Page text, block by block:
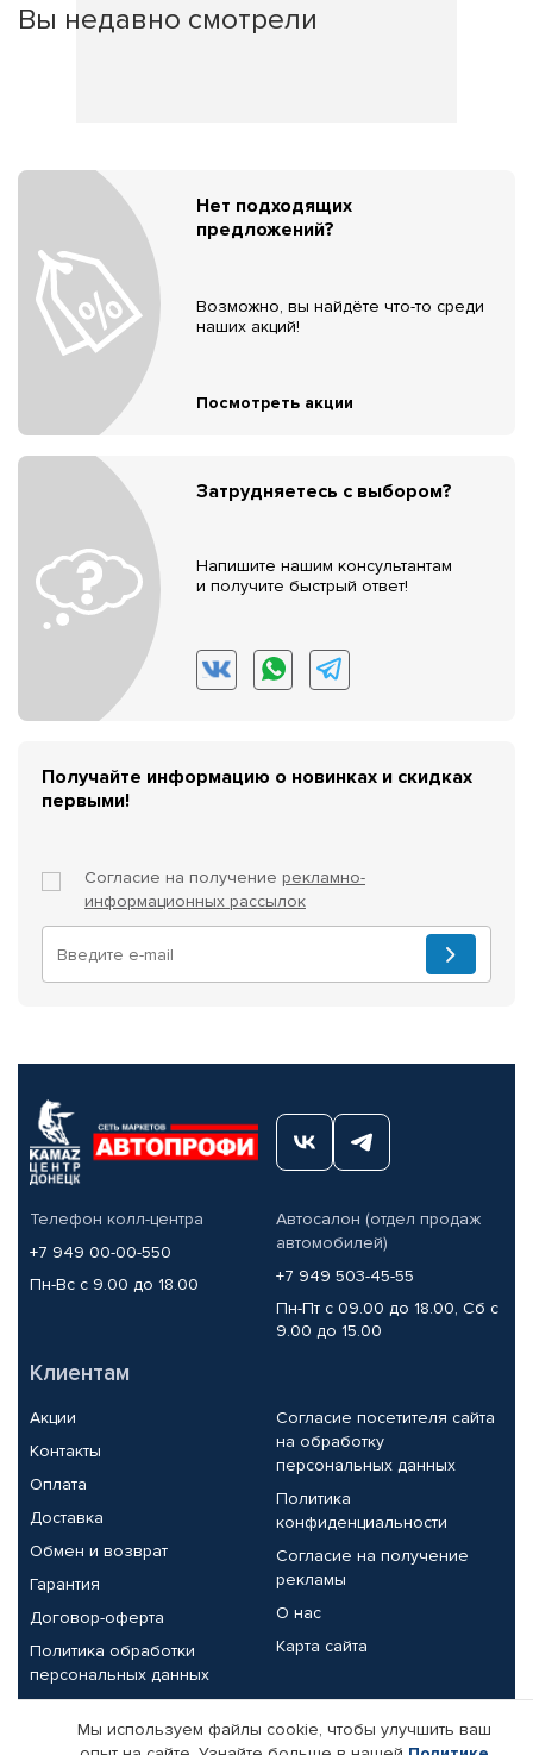
Вы недавно смотрели
Нет подходящих
предложений?
Возможно, вы найдёте что-то среди
наших акций!
Посмотреть акции
Затрудняетесь с выбором?
Напишите нашим консультантам
и получите быстрый ответ!
Получайте информацию о новинках и скидках
первыми!
Согласие на получение рекламно-
информационных рассылок
Телефон колл-центра
+7 949 00-00-550
Пн-Вс с 9.00 до 18.00
Автосалон (отдел продаж
автомобилей)
+7 949 503-45-55
Пн-Пт с 09.00 до 18.00, Сб с
9.00 до 15.00
Клиентам
Акции
Контакты
Оплата
Доставка
Обмен и возврат
Гарантия
Договор-оферта
Политика обработки
персональных данных
Согласие посетителя сайта
на обработку
персональных данных
Политика
конфиденциальности
Согласие на получение
рекламы
О нас
Карта сайта
Партнерам
Мы используем файлы cookie, чтобы улучшить ваш